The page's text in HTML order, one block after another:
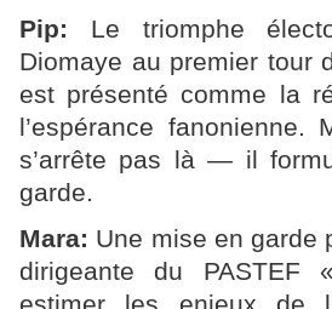
Pip: Le triomphe
Diomaye au premier tour
est présenté comme la
l’espérance fanonienne.
s’arrête pas là — il
garde.
Mara: Une mise en garde
dirigeante du PASTEF